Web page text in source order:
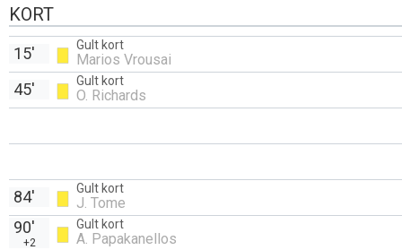
KORT
Gult kort
Marios Vrousai
15'
Gult kort
O. Richards
45'
Gult kort
J. Tome
84'
Gult kort
A. Papakanellos
90'
+2